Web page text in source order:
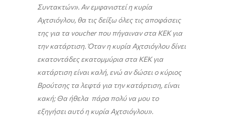
Συντακτών». Αν εμφανιστεί η κυρία
Αχτσιόγλου, θα τις δείξω όλες τις αποφάσεις
της για τα voucher που πήγαιναν στα ΚΕΚ για
την κατάρτιση. Όταν η κυρία Αχτσιόγλου δίνει
εκατοντάδες εκατομμύρια στα ΚΕΚ για
κατάρτιση είναι καλή, ενώ αν δώσει ο κύριος
Βρούτσης τα λεφτά για την κατάρτιση, είναι
κακή; Θα ήθελα πάρα πολύ να μου το
εξηγήσει αυτό η κυρία Αχτσιόγλου».